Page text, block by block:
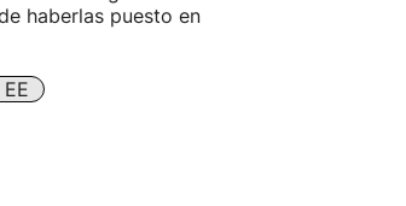
haberlas puesto en